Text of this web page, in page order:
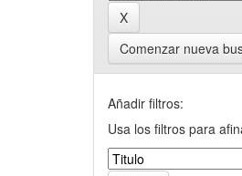
Comenzar nueva
Añadir filtros:
Usa los filtros para